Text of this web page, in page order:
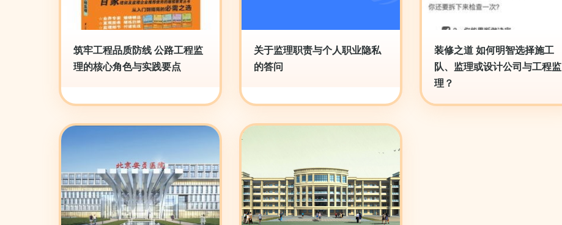
筑牢工程品质防线 公路工程监
理的核心角色与实践要点
关于监理职责与个人职业隐私
的答问
装修之道 如何明智选择施工
队、监理或设计公司与工程监
理？